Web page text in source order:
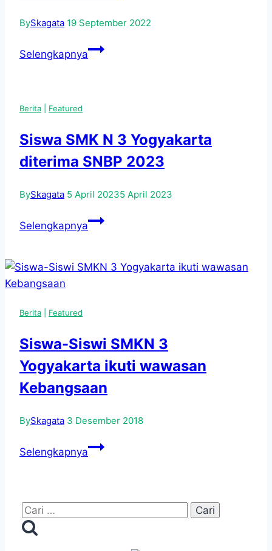
BySkagata 19 September 2022
SelengkapnyaKUNJUNGAN
KE
UII
Berita Featured
Siswa SMK N 3 Yogyakarta
diterima SNBP 2023
BySkagata 5 April 20235 April 2023
SelengkapnyaSiswa
3
2023
Berita Featured
Siswa-Siswi SMKN 3
Yogyakarta ikuti wawasan
Kebangsaan
BySkagata 3 Desember 2018
SelengkapnyaSiswa-
Cari
untuk: